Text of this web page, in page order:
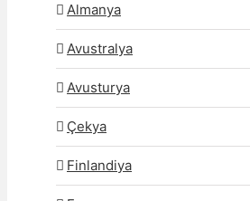
Almanya
Avustralya
Avusturya
Çekya
Finlandiya